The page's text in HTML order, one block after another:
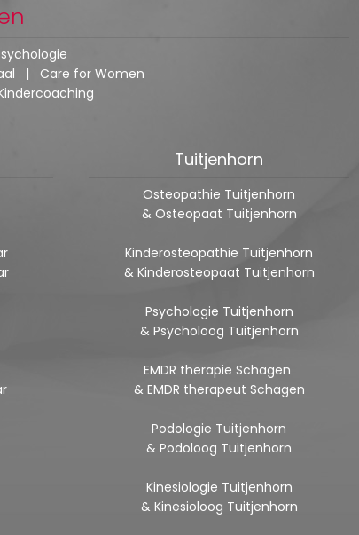
| Care for Women
Tuitjenhorn
Osteopathie Tuitjenhorn
& Osteopaat Tuitjenhorn
Kinderosteopathie Tuitjenhorn
& Kinderosteopaat Tuitjenhorn
Psychologie Tuitjenhorn
& Psycholoog Tuitjenhorn
EMDR therapie Schagen
& EMDR therapeut Schagen
Podologie Tuitjenhorn
& Podoloog Tuitjenhorn
Kinesiologie Tuitjenhorn
& Kinesioloog Tuitjenhorn